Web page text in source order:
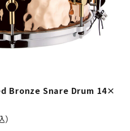
Bronze Snare Drum 14×